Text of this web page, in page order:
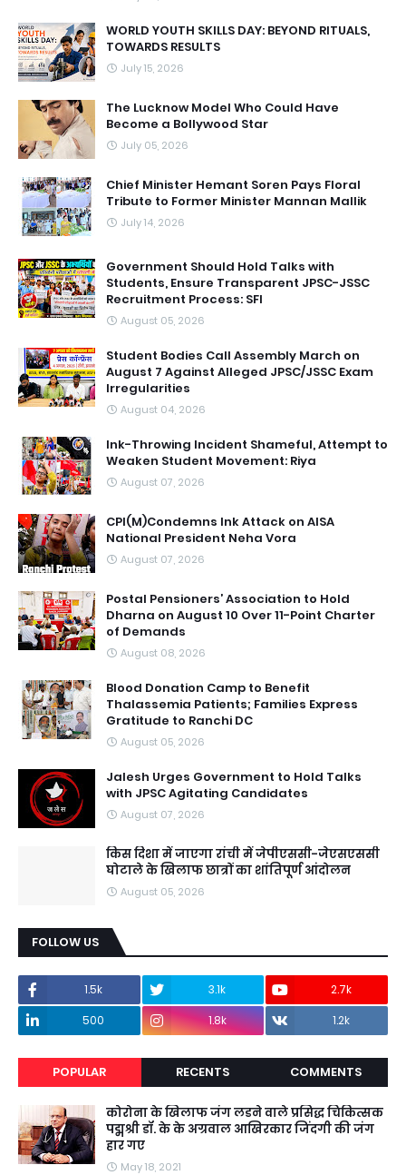
WORLD YOUTH SKILLS DAY: BEYOND RITUALS,
TOWARDS RESULTS
July 15, 2026
The Lucknow Model Who Could Have
Become a Bollywood Star
July 05, 2026
Chief Minister Hemant Soren Pays Floral
Tribute to Former Minister Mannan Mallik
July 14, 2026
Government Should Hold Talks with
Students, Ensure Transparent JPSC-JSSC
Recruitment Process: SFI
August 05, 2026
Student Bodies Call Assembly March on
August 7 Against Alleged JPSC/JSSC Exam
Irregularities
August 04, 2026
Ink-Throwing Incident Shameful, Attempt to
Weaken Student Movement: Riya
August 07, 2026
CPI(M)Condemns Ink Attack on AISA
National President Neha Vora
August 07, 2026
Postal Pensioners’ Association to Hold
Dharna on August 10 Over 11-Point Charter
of Demands
August 08, 2026
Blood Donation Camp to Benefit
Thalassemia Patients; Families Express
Gratitude to Ranchi DC
August 05, 2026
Jalesh Urges Government to Hold Talks
with JPSC Agitating Candidates
August 07, 2026
किस दिशा में जाएगा रांची में जेपीएससी-जेएसएससी
घोटाले के खिलाफ छात्रों का शांतिपूर्ण आंदोलन
August 05, 2026
FOLLOW US
1.5k 3.1k
2.7k
500
1.8k 1.2k
POPULAR RECENTS COMMENTS
कोरोना के खिलाफ जंग लडने वाले प्रसिद्ध चिकित्सक
पद्मश्री डॉ. के के अग्रवाल आखिरकार जिंदगी की जंग
हार गए
May 18, 2021